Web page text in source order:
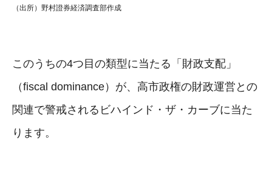
（出所）野村證券経済調査部作成
このうちの4つ目の類型に当たる「財政支配」
（fiscal dominance）が、高市政権の財政運営との
関連で警戒されるビハインド・ザ・カーブに当た
ります。